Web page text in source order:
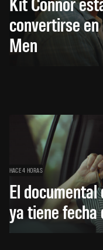
convertirse
Men
HACE 4 HORAS
El
ya tiene